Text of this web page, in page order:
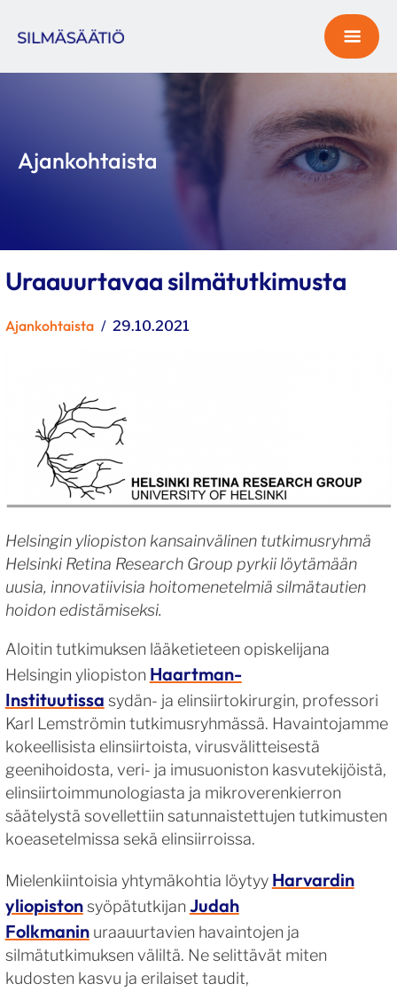
Ajankohtaista
Uraauurtavaa silmätutkimusta
Kategoriat
Ajankohtaista Julkaistu
29.10.2021
Helsingin yliopiston kansainvälinen tutkimusryhmä
Helsinki Retina Research Group pyrkii löytämään
uusia, innovatiivisia hoitomenetelmiä silmätautien
hoidon edistämiseksi.
Aloitin tutkimuksen lääketieteen opiskelijana
Helsingin yliopiston Haartman-
Instituutissa sydän- ja elinsiirtokirurgin, professori
Karl Lemströmin tutkimusryhmässä. Havaintojamme
kokeellisista elinsiirtoista, virusvälitteisestä
geenihoidosta, veri- ja imusuoniston kasvutekijöistä,
elinsiirtoimmunologiasta ja mikroverenkierron
säätelystä sovellettiin satunnaistettujen tutkimusten
koeasetelmissa sekä elinsiirroissa.
Mielenkiintoisia yhtymäkohtia löytyy Harvardin
yliopistonsyöpätutkijan Judah
Folkmaninuraauurtavien havaintojen ja
silmätutkimuksen väliltä. Ne selittävät miten
kudosten kasvu ja erilaiset taudit,